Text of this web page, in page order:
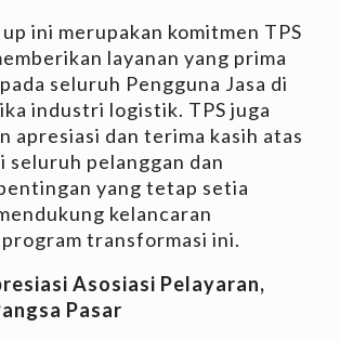
ini merupakan komitmen TPS
layanan yang prima
seluruh Pengguna Jasa di
industri logistik. TPS juga
apresiasi dan terima kasih atas
seluruh pelanggan dan
yang tetap setia
kelancaran
transformasi ini.
Asosiasi Pelayaran,
Pasar